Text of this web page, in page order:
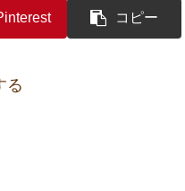
コピー
る